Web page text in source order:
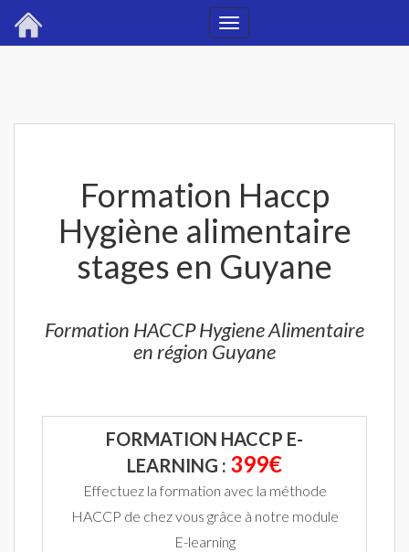
Toggle
Formation Haccp
Hygiène alimentaire
stages en Guyane
Formation HACCP Hygiene Alimentaire
en région Guyane
FORMATION HACCP E-
LEARNING : 399€
Effectuez la formation avec la méthode
HACCP de chez vous grâce à notre module
E-learning